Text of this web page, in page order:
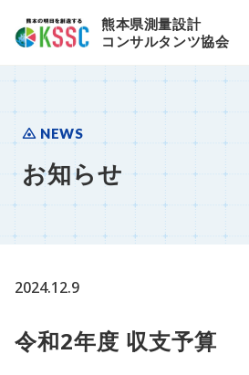
熊本県測量設計
コンサルタンツ協会
NEWS
お知らせ
2024.12.9
令和2年度 収支予算